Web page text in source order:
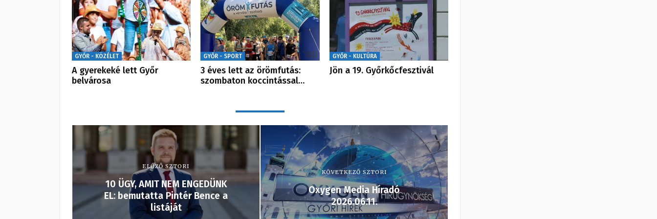
GYŐR - KÖZÉLET
A gyerekeké lett Győr
belvárosa
GYŐR - SPORT
3 éves lett az örömfutás:
szombaton koccintással…
GYŐR - KULTÚRA
Jön a 19. Győrkőcfesztivál
ELŐZŐ SZTORI
10 ÜGY, AMIT NEM ENGEDÜNK
EL: bemutatta Pintér Bence a
listáját
KÖVETKEZŐ SZTORI
Oxygen Media Híradó
2026.06.11.